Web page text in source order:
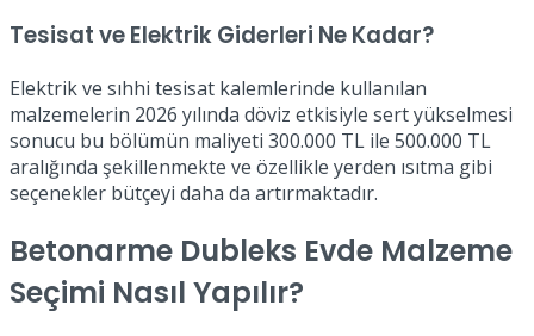
Tesisat ve Elektrik Giderleri Ne Kadar?
Elektrik ve sıhhi tesisat kalemlerinde kullanılan
malzemelerin 2026 yılında döviz etkisiyle sert yükselmesi
sonucu bu bölümün maliyeti 300.000 TL ile 500.000 TL
aralığında şekillenmekte ve özellikle yerden ısıtma gibi
seçenekler bütçeyi daha da artırmaktadır.
Betonarme Dubleks Evde Malzeme
Seçimi Nasıl Yapılır?